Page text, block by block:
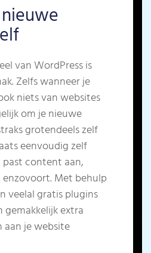
van WordPress is
Zelfs wanneer je
niets van websites
om je nieuwe
grotendeels zelf
eenvoudig zelf
past content aan,
Met behulp
veelal gratis plugins
gemakkelijk extra
je website